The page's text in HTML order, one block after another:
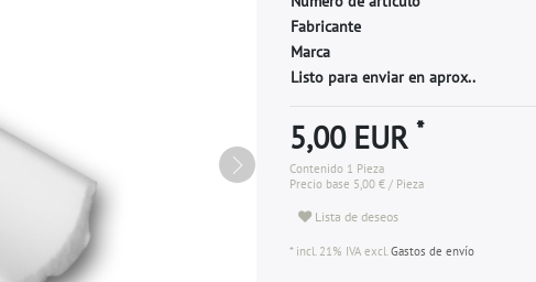
Fabricante
Marca
Listo para enviar en aprox..
5,00 EUR *
Contenido 1 Pieza
Precio base 5,00 € / Pieza
Lista de deseos
* incl. 21% IVA excl.Gastos de envío